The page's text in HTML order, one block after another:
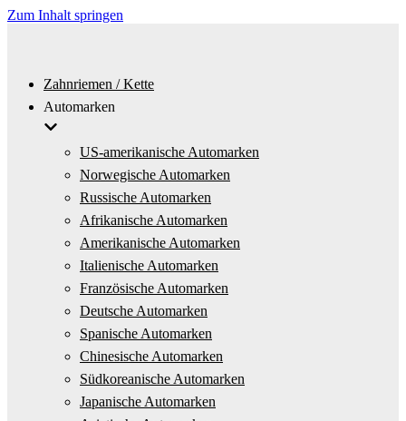
Zum Inhalt springen
Zahnriemen / Kette
Automarken
US-amerikanische Automarken
Norwegische Automarken
Russische Automarken
Afrikanische Automarken
Amerikanische Automarken
Italienische Automarken
Französische Automarken
Deutsche Automarken
Spanische Automarken
Chinesische Automarken
Südkoreanische Automarken
Japanische Automarken